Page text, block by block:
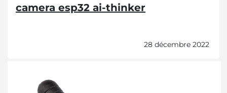
camera esp32 ai-thinker
28 décembre 2022